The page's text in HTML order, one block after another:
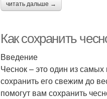
читать дальше →
Как сохранить
Введение
Чеснок – это один из
сохранить его свежим до
помогут вам сохранить